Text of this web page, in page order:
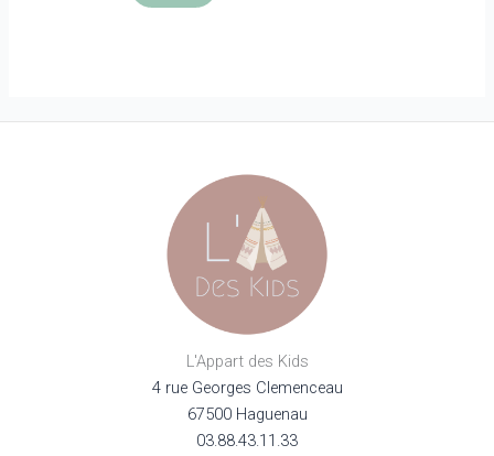
L'Appart des Kids
4 rue Georges Clemenceau
67500 Haguenau
03.88.43.11.33